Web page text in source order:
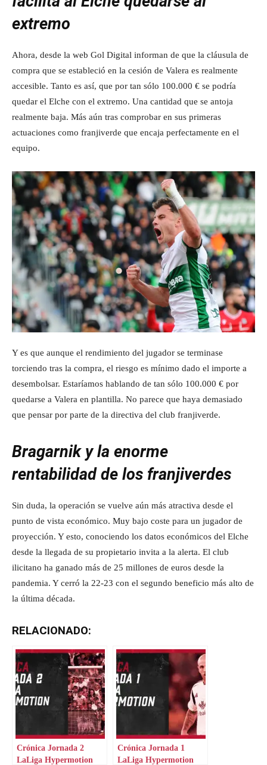
extremo
Ahora, desde la web Gol Digital informan de que la cláusula de
compra que se estableció en la cesión de Valera es realmente
accesible. Tanto es así, que por tan sólo 100.000 € se podría
quedar el Elche con el extremo. Una cantidad que se antoja
realmente baja. Más aún tras comprobar en sus primeras
actuaciones como franjiverde que encaja perfectamente en el
equipo.
Y es que aunque el rendimiento del jugador se terminase
torciendo tras la compra, el riesgo es mínimo dado el importe a
desembolsar. Estaríamos hablando de tan sólo 100.000 € por
quedarse a Valera en plantilla. No parece que haya demasiado
que pensar por parte de la directiva del club franjiverde.
Bragarnik y la enorme
rentabilidad de los franjiverdes
Sin duda, la operación se vuelve aún más atractiva desde el
punto de vista económico. Muy bajo coste para un jugador de
proyección. Y esto, conociendo los datos económicos del Elche
desde la llegada de su propietario invita a la alerta. El club
ilicitano ha ganado más de 25 millones de euros desde la
pandemia. Y cerró la 22-23 con el segundo beneficio más alto de
la última década.
RELACIONADO:
Crónica Jornada 2
LaLiga Hypermotion
Crónica Jornada 1
LaLiga Hypermotion